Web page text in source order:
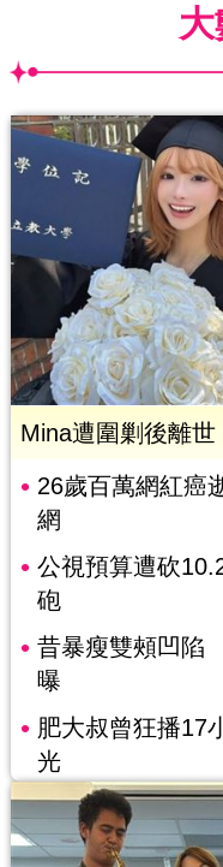
Mina遭圍剿後離
26歲百萬網紅癌
網
公視預算遭砍
砲
昔暴瘦雙頰凹陷
曝
肥大叔曾狂播17
光